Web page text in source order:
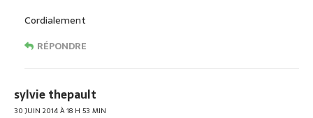
Cordialement
RÉPONDRE
sylvie thepault
30 JUIN 2014 À 18 H 53 MIN